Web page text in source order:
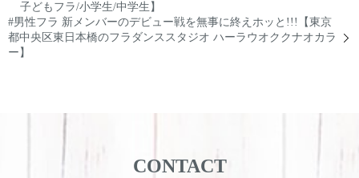
子どもフラ/小学生/中学生】
#男性フラ 新メンバーのデビュー戦を無事に終えホッと!!!【東京
都中央区東日本橋のフラダンススタジオ ハーラウオククナオカラ
ー】
CONTACT